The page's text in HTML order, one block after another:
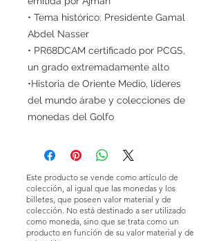
• Tema histórico: Presidente Gamal
Abdel Nasser
• PR68DCAM certificado por PCGS,
un grado extremadamente alto
•Historia de Oriente Medio, líderes
del mundo árabe y colecciones de
monedas del Golfo
Este producto se vende como artículo de
colección, al igual que las monedas y los
billetes, que poseen valor material y de
colección. No está destinado a ser utilizado
como moneda, sino que se trata como un
producto en función de su valor material y de